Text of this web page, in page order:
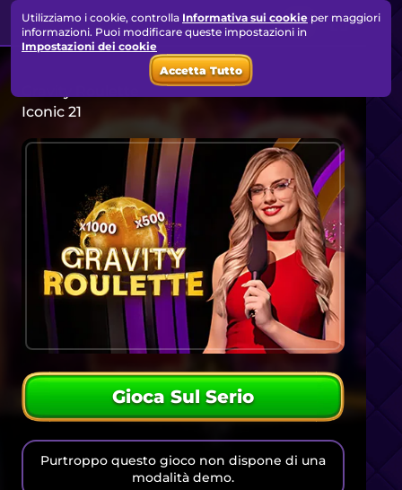
Iconic 21
Gioca Sul Serio
Purtroppo questo gioco non dispone di una
modalità demo.
Utilizziamo i cookie, controlla Informativa sui cookie per maggiori
informazioni. Puoi modificare queste impostazioni in
Impostazioni dei cookie
Accetta Tutto